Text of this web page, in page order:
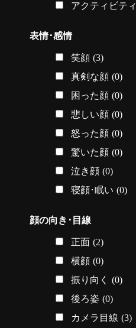
アクティビティ
表情･感情
笑顔 (3)
真剣な顔 (0)
困った顔 (0)
悲しい顔 (0)
怒った顔 (0)
驚いた顔 (0)
泣き顔 (0)
寝顔･眠い (0)
顔の向き･目線
正面 (2)
横顔 (0)
振り向く
(0)
後ろ姿 (0)
カメラ目線 (3)